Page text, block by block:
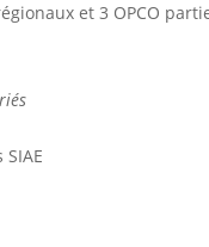
et 3 OPCO